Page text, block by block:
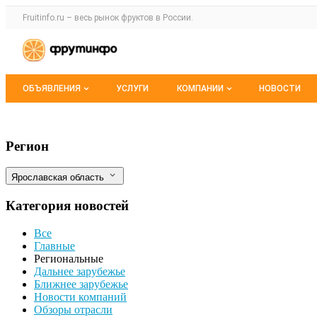
Раздел навигации по сайту fruitinfo.ru
Fruitinfo.ru – весь рынок фруктов в России.
Авторизация и меню пользователя
Навигация по разделам сайта fruitinfo.ru
ОБЪЯВЛЕНИЯ
Мои объявления
УСЛУГИ КОМПАНИИ НОВОСТИ
Шесть ярославских предприятий АПК
Фильтры
Регион
Ярославская область
Категория новостей
Все
Главные
Региональные
Дальнее зарубежье
Ближнее зарубежье
Новости компаний
Обзоры отрасли